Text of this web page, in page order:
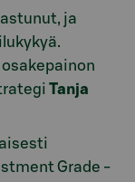
ja
Tanja
Grade -